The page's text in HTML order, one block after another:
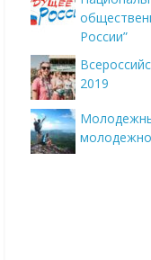
России”
2019